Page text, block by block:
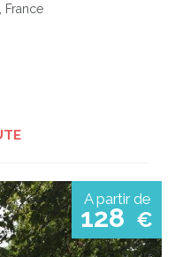
France
A partir de
128 €